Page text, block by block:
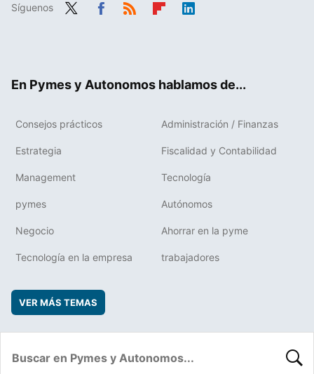
Síguenos
En Pymes y Autonomos hablamos de...
Consejos prácticos Administración / Finanzas
Estrategia Fiscalidad y Contabilidad
Management Tecnología
pymes Autónomos
Negocio Ahorrar en la pyme
Tecnología en la empresa trabajadores
VER MÁS TEMAS